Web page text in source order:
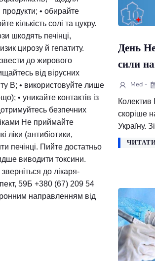
відділення гепатології КМКЛ
лікуванні та
жовчного міхура і
здоров’я печінки:
жирну, смажену, копчену та
напівфабрикатів; • щодня
продукти; • обирайте
кількість солі та цукру.
дози шкодять печінці,
ризик цирозу й гепатиту.
призвести до жирового
Захищайтесь від вірусних
B; • використовуйте лише
тощо); • уникайте контактів із
• дотримуйтесь безпечних
з ліками Не приймайте
ліки (антибіотики,
печінці. Пийте достатньо
швидше виводити токсини.